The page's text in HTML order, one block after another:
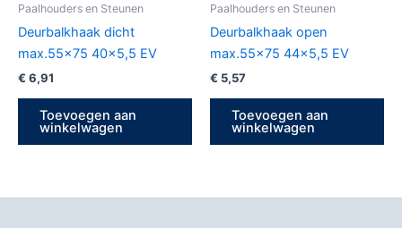
Paalhouders en Steunen
Deurbalkhaak dicht
max.55×75 40×5,5 EV
€ 6,91
Toevoegen aan
winkelwagen
Paalhouders en Steunen
Deurbalkhaak open
max.55×75 44×5,5 EV
€ 5,57
Toevoegen aan
winkelwagen